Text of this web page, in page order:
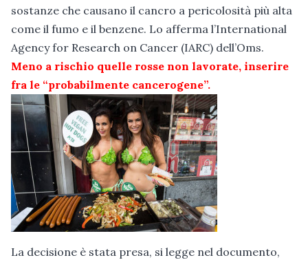
sostanze che causano il cancro a pericolosità più alta
come il fumo e il benzene. Lo afferma l’International
Agency for Research on Cancer (IARC) dell’Oms.
Meno a rischio quelle rosse non lavorate, inserire
fra le “probabilmente cancerogene”.
La decisione è stata presa, si legge nel documento,